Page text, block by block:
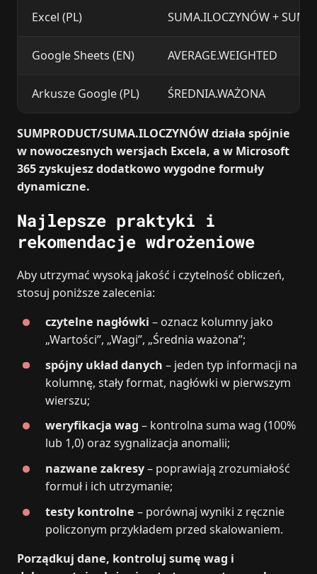
Excel (PL) SUMA.ILOCZYNÓW + SUMA
Google Sheets (EN) AVERAGE.WEIGHTED
Arkusze Google (PL) ŚREDNIA.WAŻONA
SUMPRODUCT/SUMA.ILOCZYNÓW działa spójnie
w nowoczesnych wersjach Excela, a w Microsoft
365 zyskujesz dodatkowo wygodne formuły
dynamiczne.
Najlepsze praktyki i
rekomendacje wdrożeniowe
Aby utrzymać wysoką jakość i czytelność obliczeń,
stosuj poniższe zalecenia:
czytelne nagłówki – oznacz kolumny jako
„Wartości”, „Wagi”, „Średnia ważona”;
spójny układ danych – jeden typ informacji na
kolumnę, stały format, nagłówki w pierwszym
wierszu;
weryfikacja wag – kontrolna suma wag (100%
lub 1,0) oraz sygnalizacja anomalii;
nazwane zakresy– poprawiają zrozumiałość
formuł i ich utrzymanie;
testy kontrolne – porównaj wyniki z ręcznie
policzonym przykładem przed skalowaniem.
Porządkuj dane, kontroluj sumę wag i